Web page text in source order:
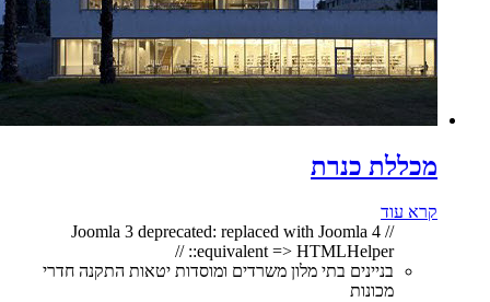
מכללת כנרת
קרא עוד
// Joomla 3 deprecated: replaced with Joomla 4
equivalent => HTMLHelper:: //
בניינים בתי מלון משרדים ומוסדות יטאות התקנה חדרי
מכונות